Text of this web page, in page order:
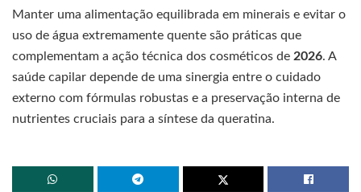
Manter uma alimentação equilibrada em minerais e evitar o
uso de água extremamente quente são práticas que
complementam a ação técnica dos cosméticos de 2026. A
saúde capilar depende de uma sinergia entre o cuidado
externo com fórmulas robustas e a preservação interna de
nutrientes cruciais para a síntese da queratina.